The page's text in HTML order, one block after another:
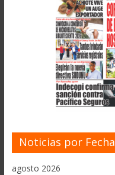
Noticias por Fecha
agosto 2026